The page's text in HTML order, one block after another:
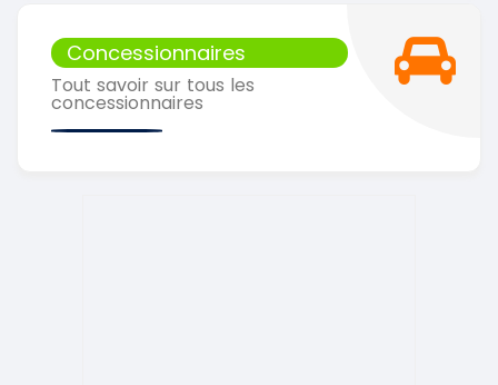
Concessionnaires
Tout savoir sur tous les
concessionnaires